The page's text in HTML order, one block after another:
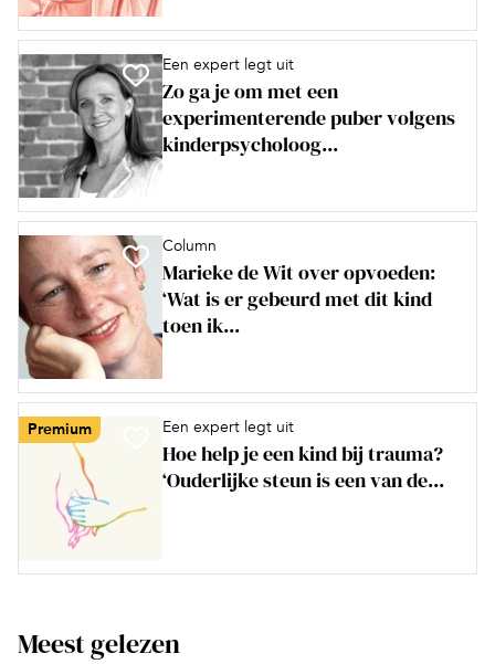
Een expert legt uit
Zo ga je om met een
experimenterende puber volgens
kinderpsycholoog...
Column
Marieke de Wit over opvoeden:
‘Wat is er gebeurd met dit kind
toen ik...
Premium Een expert legt uit
Hoe help je een kind bij trauma?
‘Ouderlijke steun is een van de...
Meest gelezen